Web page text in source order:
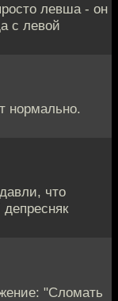
левша - он
с левой
нормально.
что
"Сломать